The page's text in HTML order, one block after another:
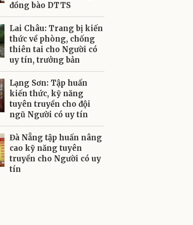
đồng bào DTTS
Lai Châu: Trang bị kiến
thức về phòng, chống
thiên tai cho Người có
uy tín, trưởng bản
Lạng Sơn: Tập huấn
kiến thức, kỹ năng
tuyên truyền cho đội
ngũ Người có uy tín
Đà Nẵng tập huấn nâng
cao kỹ năng tuyên
truyền cho Người có uy
tín